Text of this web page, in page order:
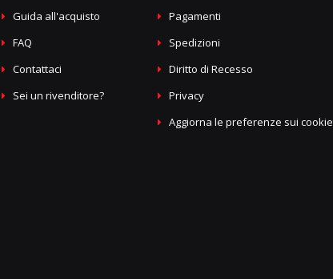
Guida all'acquisto
FAQ
Contattaci
Sei un rivenditore?
Pagamenti
Spedizioni
Diritto di Recesso
Privacy
Aggiorna le preferenze sui cookie